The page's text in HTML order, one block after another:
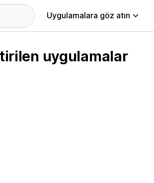
Uygulamalara göz atın
uygulamalar